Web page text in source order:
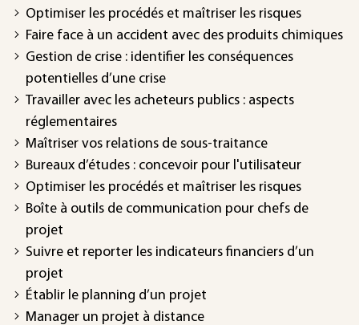
Optimiser les procédés et maîtriser les risques
Faire face à un accident avec des produits chimiques
Gestion de crise : identifier les conséquences
potentielles d’une crise
Travailler avec les acheteurs publics : aspects
réglementaires
Maîtriser vos relations de sous-traitance
Bureaux d’études : concevoir pour l'utilisateur
Optimiser les procédés et maîtriser les risques
Boîte à outils de communication pour chefs de
projet
Suivre et reporter les indicateurs financiers d’un
projet
Établir le planning d’un projet
Manager un projet à distance